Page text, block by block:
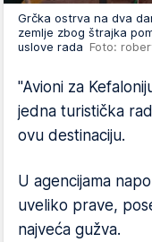
Grčka ostrva na dva
zemlje zbog štrajka
uslove rada Foto:
"Avioni za
jedna turistička
ovu destinaciju.
U agencijama
uveliko prave,
najveća gužva.